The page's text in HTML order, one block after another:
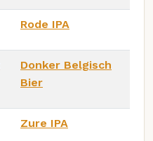
Rode IPA
Donker Belgisch
Bier
Zure IPA